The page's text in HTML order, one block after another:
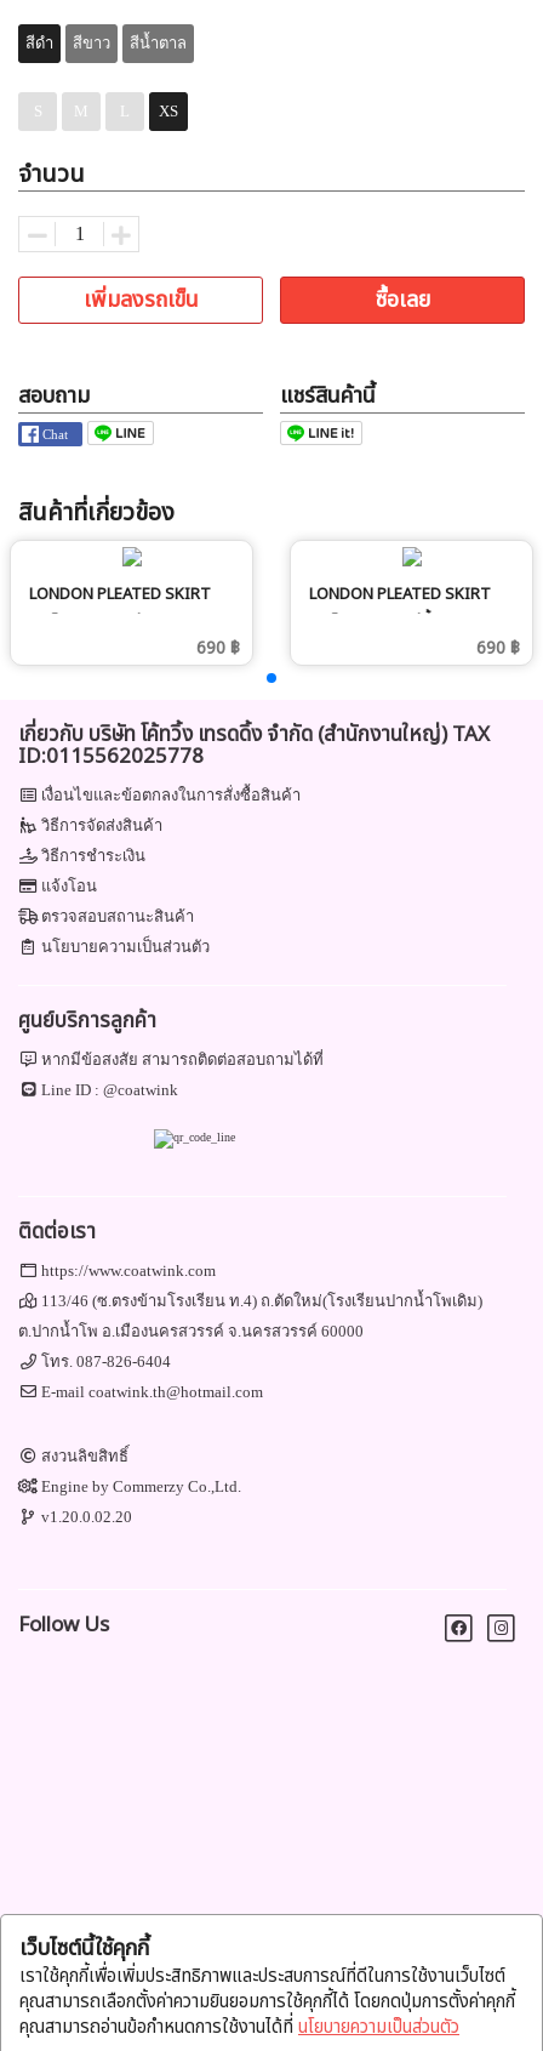
เว็บไซต์นี้ใช้คุกกี้
เราใช้คุกกี้เพื่อเพิ่มประสิทธิภาพและประสบการณ์ที่ดีในการใช้งานเว็บไซต์
คุณสามารถเลือกตั้งค่าความยินยอมการใช้คุกกี้ได้ โดยกดปุ่มการตั้งค่าคุกกี้
คุณสามารถอ่านข้อกำหนดการใช้งานได้ที่ นโยบายความเป็นส่วนตัว
สีดำ สีขาว สีน้ำตาล
S M L XS
จำนวน
เพิ่มลงรถเข็น ซื้อเลย
สอบถาม แชร์สินค้านี้
สินค้าที่เกี่ยวข้อง
LONDON PLEATED SKIRT
กระโปรงกางเกง สีขาว
690 ฿
LONDON PLEATED SKIRT
กระโปรงกางเกง สีน้ำตาล
690 ฿
เกี่ยวกับ บริษัท โค้ทวิ้ง เทรดดิ้ง จำกัด (สำนักงานใหญ่) TAX
ID:0115562025778
เงื่อนไขและข้อตกลงในการสั่งซื้อสินค้า
วิธีการจัดส่งสินค้า
วิธีการชำระเงิน
แจ้งโอน
ตรวจสอบสถานะสินค้า
นโยบายความเป็นส่วนตัว
ศูนย์บริการลูกค้า
หากมีข้อสงสัย สามารถติดต่อสอบถามได้ที่
Line ID :@coatwink
ติดต่อเรา
https://www.coatwink.com
113/46 (ซ.ตรงข้ามโรงเรียน ท.4) ถ.ตัดใหม่(โรงเรียนปากน้ำโพเดิม)
ต.ปากน้ำโพ อ.เมืองนครสวรรค์ จ.นครสวรรค์ 60000
โทร.087-826-6404
E-mailcoatwink.th@hotmail.com
สงวนลิขสิทธิ์
Engine byCommerzy Co.,Ltd.
v1.20.0.02.20
Follow Us